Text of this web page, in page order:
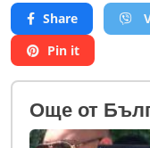
Share
Pin it
Oще от